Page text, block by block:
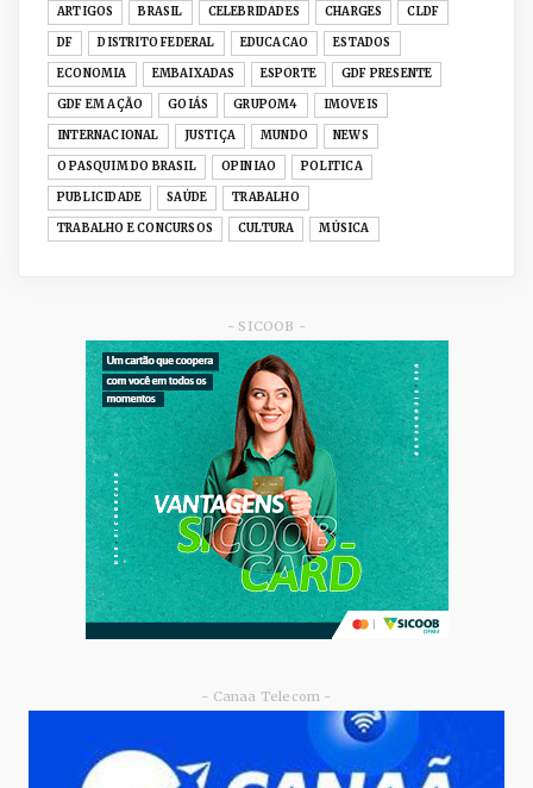
Senac-DF leva oficinas gastronômicas à 33ª
Expochê com recei...
Junho 15, 2026
ACERVO DIGITAL
Acervo histórico de O Pasquim ganha novas
edições digitais e...
Junho 14, 2026
GRUPOM4
Junho 12, 2026
GRUPOM4
Celina Leão vira a página do CAD-DF e inicia
nova fase de ec...
Junho 09, 2026
ARTIGOS BRASIL CELEBRIDADES CHARGES CLDF
DF DISTRITO FEDERAL EDUCACAO ESTADOS
ECONOMIA EMBAIXADAS ESPORTE GDF PRESENTE
GDF EM AÇÃO GOIÁS GRUPOM4 IMOVEIS
INTERNACIONAL JUSTIÇA MUNDO NEWS
O PASQUIM DO BRASIL OPINIAO POLITICA
PUBLICIDADE SAÚDE TRABALHO
TRABALHO E CONCURSOS CULTURA MÚSICA
- SICOOB -
- Canaa Telecom -